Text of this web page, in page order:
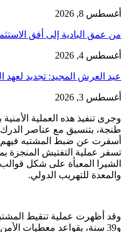
أغسطس 8, 2026
من عمق البادية إلى أفق
أغسطس 4, 2026
عيد العرش المجيد: تجديد لعهد
أغسطس 3, 2026
وجرى تنفيذ هذه العملية
طنجة، بتنسيق مع عناصر الدرك
أسفرت عن ضبط المشتبه
تسفر عملية التفتيش
الشيرا المعبأة على شكل
والمعدة للتهريب الدولي.
و39 سنة، بقواعد معطيات